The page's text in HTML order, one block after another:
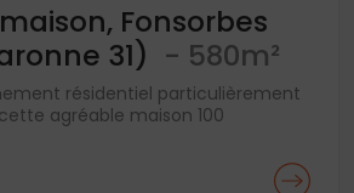
Fonsorbes
31) - 580m²
résidentiel particulièrement
agréable maison 100